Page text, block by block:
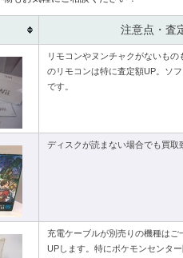
注意点・査
リモコンやヌンチャクがないも
のリモコンは特に査定額UP。ソ
です。
ディスクが読まない場合でも買取
充電ケーブルが別売りの機種は
UPします。特にポケモンセンタ